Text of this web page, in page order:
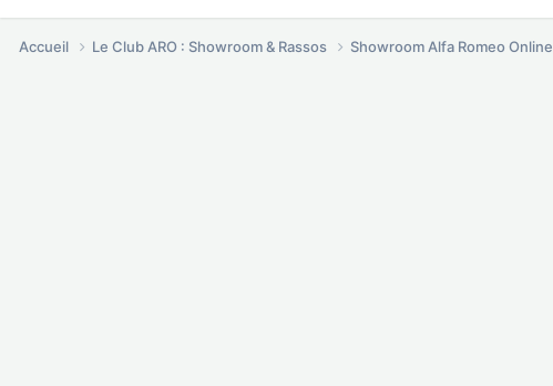
Accueil Le Club ARO : Showroom & Rassos Showroom Alfa Romeo Online